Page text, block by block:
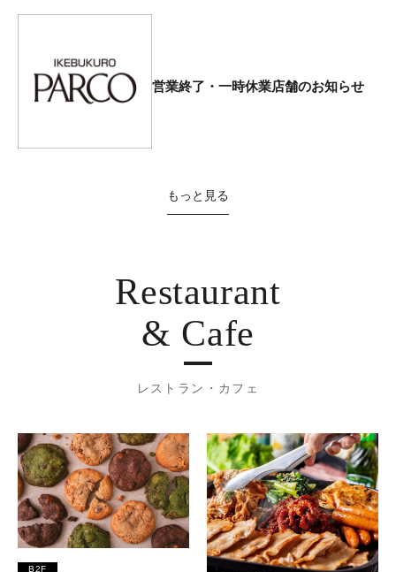
営業終了・一時休業店舗のお知らせ
もっと見る
Restaurant
& Cafe
レストラン・カフェ
B2F